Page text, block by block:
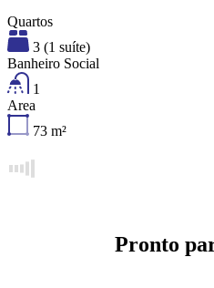
Quartos
3 (1 suíte)
Banheiro Social
1
Area
73 m²
Pronto